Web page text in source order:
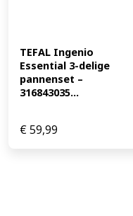
TEFAL Ingenio
Essential 3-delige
pannenset –
316843035...
€59,99